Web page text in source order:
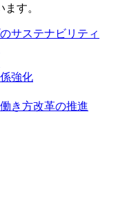
す。
サステナビリティ
強化
き方改革の推進